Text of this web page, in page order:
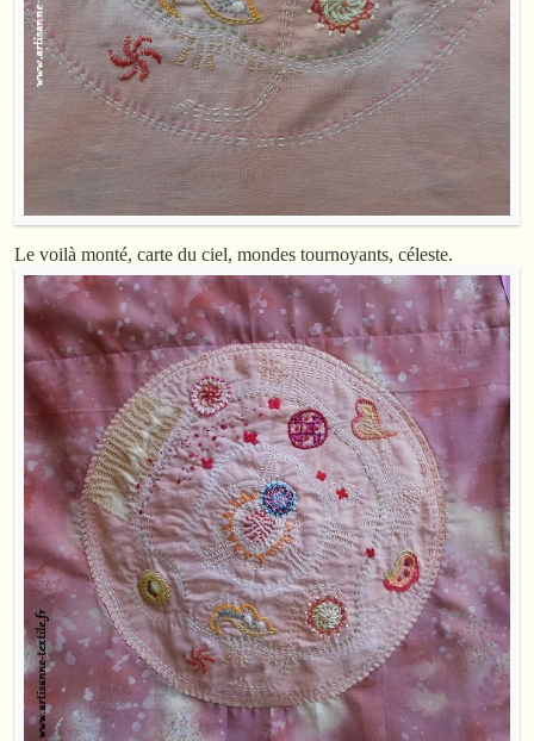
Le voilà monté, carte du ciel, mondes tournoyants, céleste.